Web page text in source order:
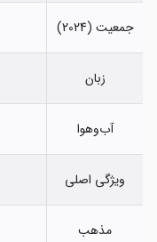
جمعیت (2024)
زبان
آب‌وهوا
ویژگی اصلی
مذهب